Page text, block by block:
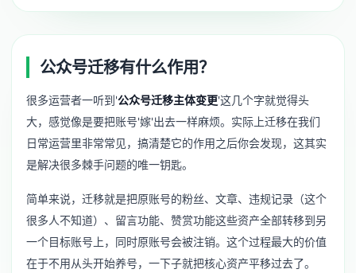
公众号迁移有什么作用？
很多运营者一听到'公众号迁移主体变更'这几个字就觉得头
大，感觉像是要把账号'嫁'出去一样麻烦。实际上迁移在我们
日常运营里非常常见，搞清楚它的作用之后你会发现，这其实
是解决很多棘手问题的唯一钥匙。
简单来说，迁移就是把原账号的粉丝、文章、违规记录（这个
很多人不知道）、留言功能、赞赏功能这些资产全部转移到另
一个目标账号上，同时原账号会被注销。这个过程最大的价值
在于不用从头开始养号，一下子就把核心资产平移过去了。